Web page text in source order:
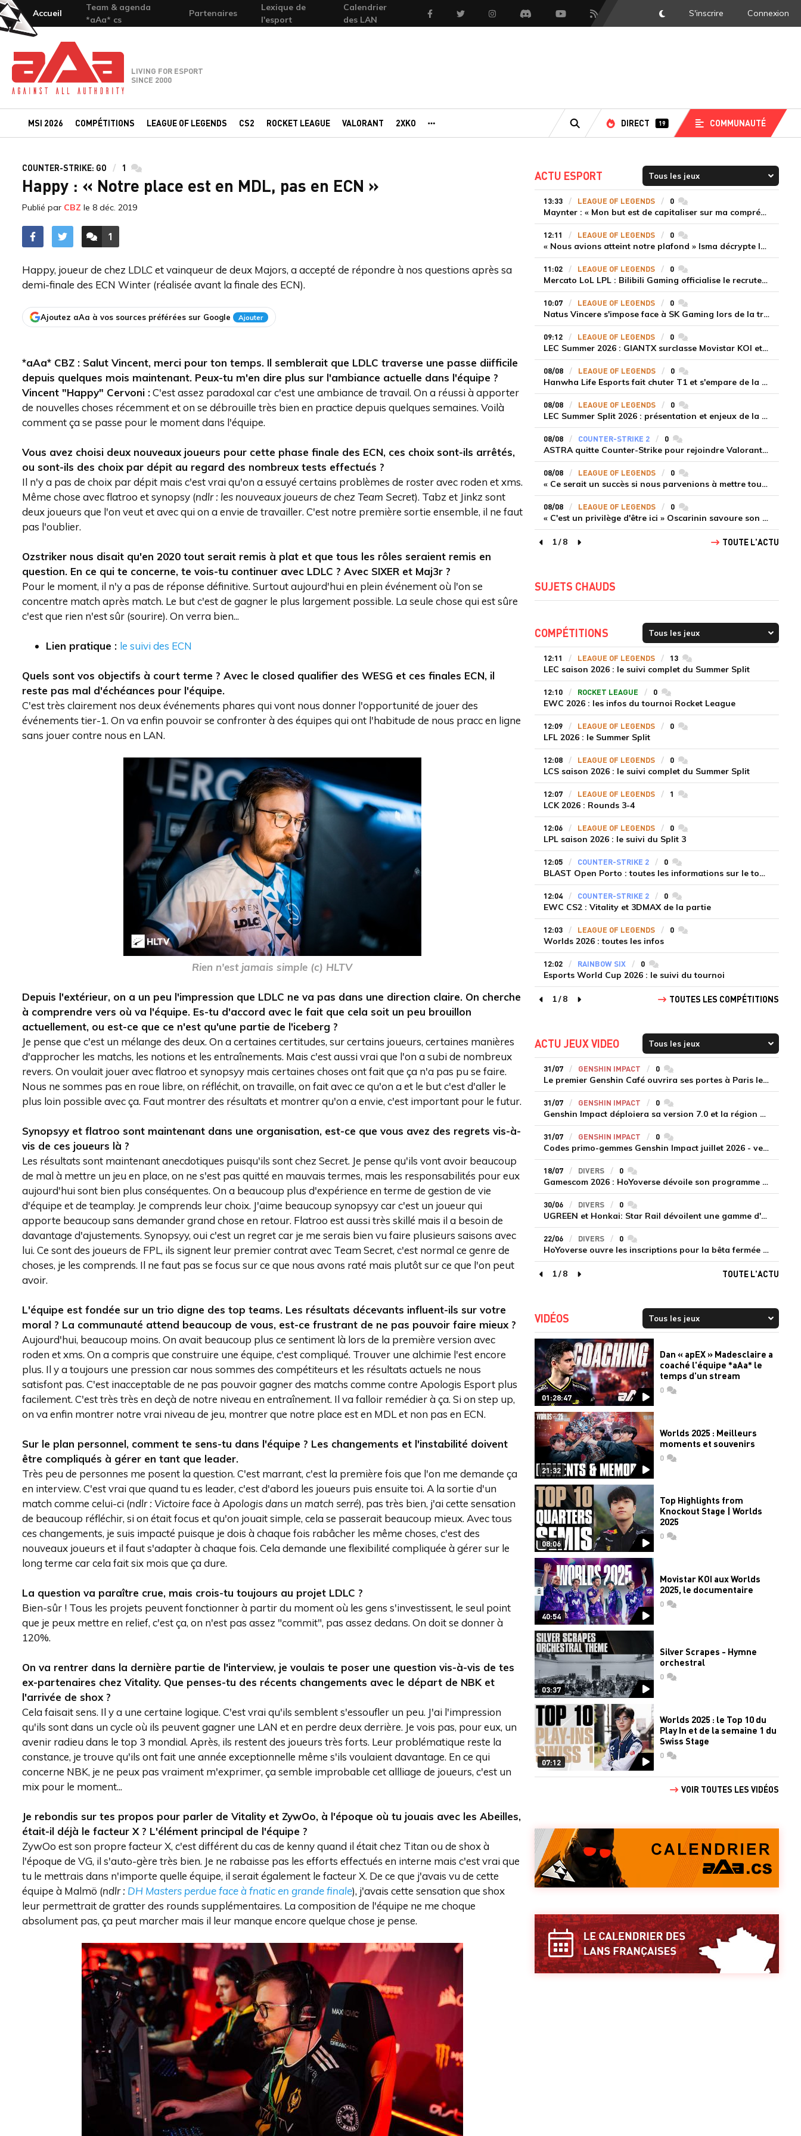
Accueil
Team & agenda
*aAa* cs
Partenaires
Lexique de
l'esport
Calendrier
des LAN
FacebookTwitter InstagramDiscord YoutubeFlux RSS DarkMode
S'inscrire Connexion
Team-aAa - against All authority
LIVING FOR ESPORT
SINCE 2000
MSI 2026 COMPÉTITIONS LEAGUE OF LEGENDS CS2 ROCKET LEAGUE VALORANT 2XKO
RECHERCHE
DIRECT 19 COMMUNAUTÉ
COUNTER-STRIKE: GO 1 commentaires
Happy : « Notre place est en MDL, pas en ECN »
Publié par CBZ le 8 déc. 2019
ACCÉDER AUX
1
COMMENTAIRES
Happy, joueur de chez LDLC et vainqueur de deux Majors, a accepté de répondre à nos questions après sa
demi-finale des ECN Winter (réalisée avant la finale des ECN).
Ajoutez aAa à vos sources préférées sur Google Ajouter
*aAa* CBZ : Salut Vincent, merci pour ton temps. Il semblerait que LDLC traverse une passe diifficile
depuis quelques mois maintenant. Peux-tu m'en dire plus sur l'ambiance actuelle dans l'équipe ?
Vincent "Happy" Cervoni :C'est assez paradoxal car c'est une ambiance de travail. On a réussi à apporter
de nouvelles choses récemment et on se débrouille très bien en practice depuis quelques semaines. Voilà
comment ça se passe pour le moment dans l'équipe.
Vous avez choisi deux nouveaux joueurs pour cette phase finale des ECN, ces choix sont-ils arrêtés,
ou sont-ils des choix par dépit au regard des nombreux tests effectués ?
Il n'y a pas de choix par dépit mais c'est vrai qu'on a essuyé certains problèmes de roster avec roden et xms.
Même chose avec flatroo et synopsy (ndlr : les nouveaux joueurs de chez Team Secret). Tabz et Jinkz sont
deux joueurs que l'on veut et avec qui on a envie de travailler. C'est notre première sortie ensemble, il ne faut
pas l'oublier.
Ozstriker nous disait qu'en 2020 tout serait remis à plat et que tous les rôles seraient remis en
question. En ce qui te concerne, te vois-tu continuer avec LDLC ? Avec SIXER et Maj3r ?
Pour le moment, il n'y a pas de réponse définitive. Surtout aujourd'hui en plein événement où l'on se
concentre match après match. Le but c'est de gagner le plus largement possible. La seule chose qui est sûre
c'est que rien n'est sûr (sourire). On verra bien...
Lien pratique : le suivi des ECN
Quels sont vos objectifs à court terme ? Avec le closed qualifier des WESG et ces finales ECN, il
reste pas mal d'échéances pour l'équipe.
C'est très clairement nos deux événements phares qui vont nous donner l'opportunité de jouer des
événements tier-1. On va enfin pouvoir se confronter à des équipes qui ont l'habitude de nous pracc en ligne
sans jouer contre nous en LAN.
Rien n'est jamais simple (c) HLTV
Depuis l'extérieur, on a un peu l'impression que LDLC ne va pas dans une direction claire. On cherche
à comprendre vers où va l'équipe. Es-tu d'accord avec le fait que cela soit un peu brouillon
actuellement, ou est-ce que ce n'est qu'une partie de l'iceberg ?
Je pense que c'est un mélange des deux. On a certaines certitudes, sur certains joueurs, certaines manières
d'approcher les matchs, les notions et les entraînements. Mais c'est aussi vrai que l'on a subi de nombreux
revers. On voulait jouer avec flatroo et synopsyy mais certaines choses ont fait que ça n'a pas pu se faire.
Nous ne sommes pas en roue libre, on réfléchit, on travaille, on fait avec ce qu'on a et le but c'est d'aller le
plus loin possible avec ça. Faut montrer des résultats et montrer qu'on a envie, c'est important pour le futur.
Synopsyy et flatroo sont maintenant dans une organisation, est-ce que vous avez des regrets vis-à-
vis de ces joueurs là ?
Les résultats sont maintenant anecdotiques puisqu'ils sont chez Secret. Je pense qu'ils vont avoir beaucoup
de mal à mettre un jeu en place, on ne s'est pas quitté en mauvais termes, mais les responsabilités pour eux
aujourd'hui sont bien plus conséquentes. On a beaucoup plus d'expérience en terme de gestion de vie
d'équipe et de teamplay. Je comprends leur choix. J'aime beaucoup synopsyy car c'est un joueur qui
apporte beaucoup sans demander grand chose en retour. Flatroo est aussi très skillé mais il a besoin de
davantage d'ajustements. Synopsyy, oui c'est un regret car je me serais bien vu faire plusieurs saisons avec
lui. Ce sont des joueurs de FPL, ils signent leur premier contrat avec Team Secret, c'est normal ce genre de
choses, je les comprends. Il ne faut pas se focus sur ce que nous avons raté mais plutôt sur ce que l'on peut
avoir.
L'équipe est fondée sur un trio digne des top teams. Les résultats décevants influent-ils sur votre
moral ? La communauté attend beaucoup de vous, est-ce frustrant de ne pas pouvoir faire mieux ?
Aujourd'hui, beaucoup moins. On avait beaucoup plus ce sentiment là lors de la première version avec
roden et xms. On a compris que construire une équipe, c'est compliqué. Trouver une alchimie l'est encore
plus. Il y a toujours une pression car nous sommes des compétiteurs et les résultats actuels ne nous
satisfont pas. C'est inacceptable de ne pas pouvoir gagner des matchs comme contre Apologis Esport plus
facilement. C'est très très en deçà de notre niveau en entraînement. Il va falloir remédier à ça. Si on step up,
on va enfin montrer notre vrai niveau de jeu, montrer que notre place est en MDL et non pas en ECN.
Sur le plan personnel, comment te sens-tu dans l'équipe ? Les changements et l'instabilité doivent
être compliqués à gérer en tant que leader.
Très peu de personnes me posent la question. C'est marrant, c'est la première fois que l'on me demande ça
en interview. C'est vrai que quand tu es leader, c'est d'abord les joueurs puis ensuite toi. A la sortie d'un
match comme celui-ci (ndlr : Victoire face à Apologis dans un match serré), pas très bien, j'ai cette sensation
de beaucoup réfléchir, si on était focus et qu'on jouait simple, cela se passerait beaucoup mieux. Avec tous
ces changements, je suis impacté puisque je dois à chaque fois rabâcher les même choses, c'est des
nouveaux joueurs et il faut s'adapter à chaque fois. Cela demande une flexibilité compliquée à gérer sur le
long terme car cela fait six mois que ça dure.
La question va paraître crue, mais crois-tu toujours au projet LDLC ?
Bien-sûr ! Tous les projets peuvent fonctionner à partir du moment où les gens s'investissent, le seul point
que je peux mettre en relief, c'est ça, on n'est pas assez "commit", pas assez dedans. On doit se donner à
120%.
On va rentrer dans la dernière partie de l'interview, je voulais te poser une question vis-à-vis de tes
ex-partenaires chez Vitality. Que penses-tu des récents changements avec le départ de NBK et
l'arrivée de shox ?
Cela faisait sens. Il y a une certaine logique. C'est vrai qu'ils semblent s'essoufler un peu. J'ai l'impression
qu'ils sont dans un cycle où ils peuvent gagner une LAN et en perdre deux derrière. Je vois pas, pour eux, un
avenir radieu dans le top 3 mondial. Après, ils restent des joueurs très forts. Leur problématique reste la
constance, je trouve qu'ils ont fait une année exceptionnelle même s'ils voulaient davantage. En ce qui
concerne NBK, je ne peux pas vraiment m'exprimer, ça semble improbable cet allliage de joueurs, c'est un
mix pour le moment...
Je rebondis sur tes propos pour parler de Vitality et ZywOo, à l'époque où tu jouais avec les Abeilles,
était-il déjà le facteur X ? L'élément principal de l'équipe ?
ZywOo est son propre facteur X, c'est différent du cas de kenny quand il était chez Titan ou de shox à
l'époque de VG, il s'auto-gère très bien. Je ne rabaisse pas les efforts effectués en interne mais c'est vrai que
tu le mettrais dans n'importe quelle équipe, il serait également le facteur X. De ce que j'avais vu de cette
équipe à Malmö (ndlr : DH Masters perdue face à fnatic en grande finale), j'avais cette sensation que shox
leur permettrait de gratter des rounds supplémentaires. La composition de l'équipe ne me choque
absolument pas, ça peut marcher mais il leur manque encore quelque chose je pense.
ACTU ESPORT
13:33 LEAGUE OF LEGENDS 0commentaires
Maynter : « Mon but est de capitaliser sur ma compréhension du jeu plutôt que sur ma mécanique pure »
12:11 LEAGUE OF LEGENDS 0commentaires
« Nous avions atteint notre plafond » Isma décrypte le renouveau de GiantX et la victoire face à Movistar KOI
11:02 LEAGUE OF LEGENDS 0commentaires
Mercato LoL LPL : Bilibili Gaming officialise le recrutement de Flandre sur la toplane
10:07 LEAGUE OF LEGENDS 0commentaires
Natus Vincere s'impose face à SK Gaming lors de la troisième semaine du LEC Summer Split 2026
09:12 LEAGUE OF LEGENDS 0commentaires
LEC Summer 2026 : GIANTX surclasse Movistar KOI et se fait une place sur le podium
08/08 LEAGUE OF LEGENDS 0commentaires
Hanwha Life Esports fait chuter T1 et s'empare de la deuxième place du Legend Group
08/08 LEAGUE OF LEGENDS 0commentaires
LEC Summer Split 2026 : présentation et enjeux de la troisième semaine de compétition
08/08 COUNTER-STRIKE 2 0commentaires
ASTRA quitte Counter-Strike pour rejoindre Valorant et la scène compétitive Game Changers
08/08 LEAGUE OF LEGENDS 0commentaires
« Ce serait un succès si nous parvenions à mettre tous les joueurs à niveau pour espérer atteindre les playoffs », Nukeduck et Mithy après la victoire de Team Heretics
08/08 LEAGUE OF LEGENDS 0commentaires
« C'est un privilège d'être ici » Oscarinin savoure son retour en LEC et prépare sa revanche
page précédente
1/8
page suivante
TOUTE L'ACTU
SUJETS CHAUDS
COMPÉTITIONS
12:11 LEAGUE OF LEGENDS 13commentaires
LEC saison 2026 : le suivi complet du Summer Split
12:10 ROCKET LEAGUE 0commentaires
EWC 2026 : les infos du tournoi Rocket League
12:09 LEAGUE OF LEGENDS 0commentaires
LFL 2026 : le Summer Split
12:08 LEAGUE OF LEGENDS 0commentaires
LCS saison 2026 : le suivi complet du Summer Split
12:07 LEAGUE OF LEGENDS 1 commentaires
LCK 2026 : Rounds 3-4
12:06 LEAGUE OF LEGENDS 0commentaires
LPL saison 2026 : le suivi du Split 3
12:05 COUNTER-STRIKE 2 0commentaires
BLAST Open Porto : toutes les informations sur le tournoi
12:04 COUNTER-STRIKE 2 0commentaires
EWC CS2 : Vitality et 3DMAX de la partie
12:03 LEAGUE OF LEGENDS 0commentaires
Worlds 2026 : toutes les infos
12:02 RAINBOW SIX 0commentaires
Esports World Cup 2026 : le suivi du tournoi
page précédente
1/8
page suivante
TOUTES LES COMPÉTITIONS
ACTU JEUX VIDEO
31/07 GENSHIN IMPACT 0commentaires
Le premier Genshin Café ouvrira ses portes à Paris le 14 août
31/07 GENSHIN IMPACT 0commentaires
Genshin Impact déploiera sa version 7.0 et la région de Snezhnaya le 12 août
31/07 GENSHIN IMPACT 0commentaires
Codes primo-gemmes Genshin Impact juillet 2026 - version 7.0
18/07 DIVERS 0commentaires
Gamescom 2026 : HoYoverse dévoile son programme et présente deux nouveaux jeux inédits
30/06 DIVERS 0commentaires
UGREEN et Honkai: Star Rail dévoilent une gamme d'accessoires de recharge en édition limitée
22/06 DIVERS 0commentaires
HoYoverse ouvre les inscriptions pour la bêta fermée de Honkai : Nexus Anima
page précédente
1/8
page suivante
TOUTE L'ACTU
VIDÉOS
01:28:47
Dan « apEX » Madesclaire a
coaché l'équipe *aAa* le
temps d'un stream
0commentaires
21:32
Worlds 2025 : Meilleurs
moments et souvenirs
0commentaires
08:06
Top Highlights from
Knockout Stage | Worlds
2025
0commentaires
40:54
Movistar KOI aux Worlds
2025, le documentaire
0commentaires
03:37
Silver Scrapes - Hymne
orchestral
0commentaires
07:12
Worlds 2025 : le Top 10 du
Play In et de la semaine 1 du
Swiss Stage
0commentaires
VOIR TOUTES LES VIDÉOS